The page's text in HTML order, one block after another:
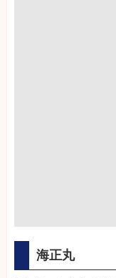
海正丸